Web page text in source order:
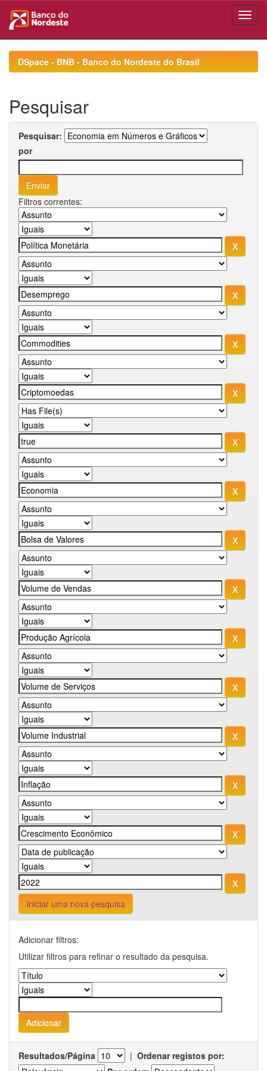
navigationDSpace - BNB - Banco do Nordeste do Brasil
Pesquisar
Pesquisar:
por
Filtros correntes:
Iniciar uma nova pesquisa
Adicionar filtros:
Utilizar filtros para refinar o resultado da pesquisa.
Resultados/Página | Ordenar registos por: